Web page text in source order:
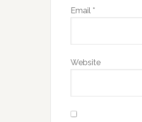
Email *
Website